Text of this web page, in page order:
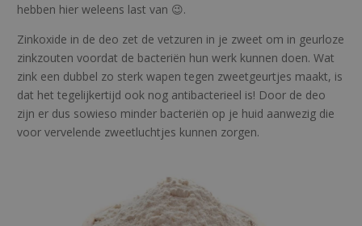
hebben hier weleens last van 😉.
Zinkoxide in de deo zet de vetzuren in je zweet om in geurloze
zinkzouten voordat de bacteriën hun werk kunnen doen. Wat
zink een dubbel zo sterk wapen tegen zweetgeurtjes maakt, is
dat het tegelijkertijd ook nog antibacterieel is! Door de deo
zijn er dus sowieso minder bacteriën op je huid aanwezig die
voor vervelende zweetluchtjes kunnen zorgen.